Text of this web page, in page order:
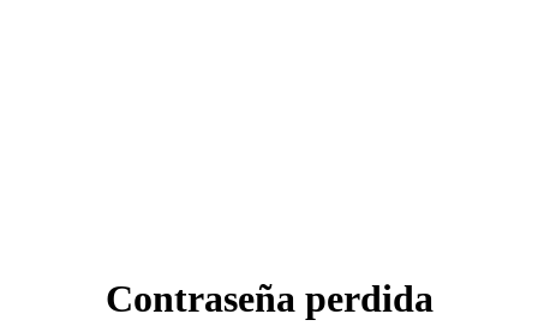
Contraseña perdida